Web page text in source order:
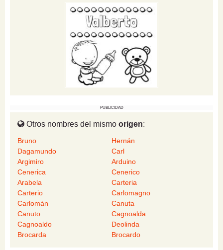
PUBLICIDAD
Otros nombres del mismo origen:
Bruno
Hernán
Dagamundo
Carl
Argimiro
Arduino
Cenerica
Cenerico
Arabela
Carteria
Carterio
Carlomagno
Carlomán
Canuta
Canuto
Cagnoalda
Cagnoaldo
Deolinda
Brocarda
Brocardo